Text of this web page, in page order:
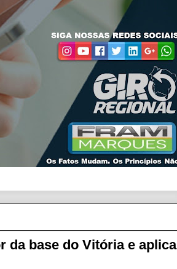
da base do Vitória e aplica